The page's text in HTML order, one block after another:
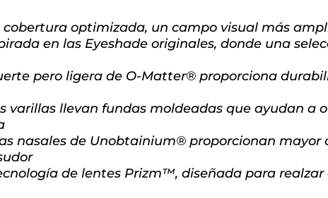
cobertura optimizada, un campo visual más
en las Eyeshade originales, donde una
pero ligera de O-Matter® proporciona
varillas llevan fundas moldeadas que ayudan a
nasales de Unobtainium® proporcionan
de lentes Prizm™, diseñada para